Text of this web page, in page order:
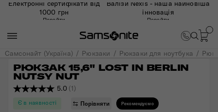
Електронні сертифікати від
1000 грн
Перейти
Валізи Nexis - наша найновіша
інновація
Перейти
Самсонайт (Україна) Рюкзаки Рюкзаки для ноутбука
Є в наявності Порівняти Рекомендуємо
РЮКЗАК 15,6" LOST IN BERLIN
NUTSY NUT
5.0 (1)